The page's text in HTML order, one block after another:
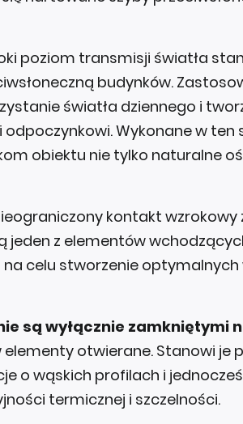
poziom transmisji światła
budynków.
światła dziennego i
Wykonane w ten
obiektu nie tylko naturalne
kontakt
jeden z elementów
celu stworzenie
są wyłącznie zamkniętymi
otwierane. Stanowi je
o wąskich profilach i
termicznej i szczelności.